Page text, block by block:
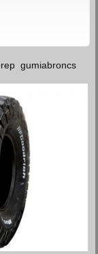
gumiabroncs